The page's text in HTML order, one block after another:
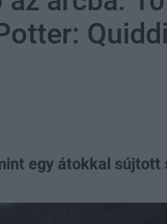
egy átokkal sújtott